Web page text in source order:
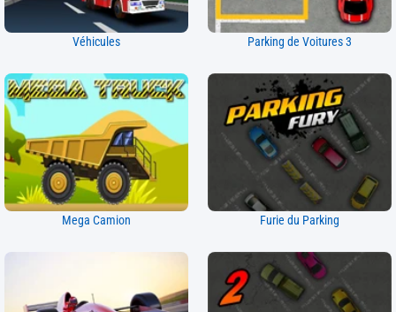
Véhicules Parking de Voitures 3
Mega Camion Furie du Parking